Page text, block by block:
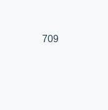
709